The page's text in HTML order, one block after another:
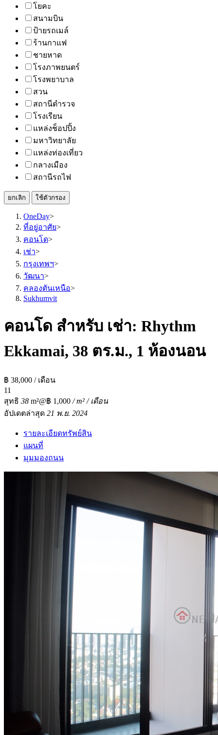
โยคะ
สนามบิน
ป้ายรถเมล์
ร้านกาแฟ
ชายหาด
โรงภาพยนตร์
โรงพยาบาล
สวน
สถานีตำรวจ
โรงเรียน
แหล่งช็อปปิ้ง
มหาวิทยาลัย
แหล่งท่องเที่ยว
กลางเมือง
สถานีรถไฟ
ยกเลิก ใช้ตัวกรอง
OneDay>
ที่อยู่อาศัย>
คอนโด>
เช่า>
กรุงเทพฯ>
วัฒนา>
คลองตันเหนือ>
Sukhumvit
คอนโด สำหรับ เช่า: Rhythm
Ekkamai, 38 ตร.ม., 1 ห้องนอน
฿ 38,000 / เดือน
11
สุทธิ 38 m²@฿ 1,000 / m² / เดือน
อัปเดตล่าสุด 21 พ.ย. 2024
รายละเอียดทรัพย์สิน
แผนที่
มุมมองถนน